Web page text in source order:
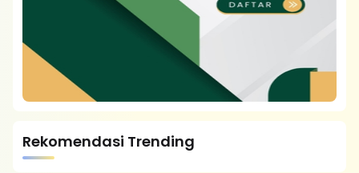
Rekomendasi Trending